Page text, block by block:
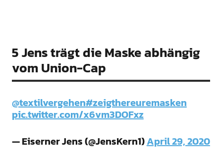
5 Jens trägt die Maske abhängig
vom Union-Cap
@textilvergehen#zeigthereuremasken
pic.twitter.com/x6vm3DOFxz
— Eiserner Jens (@JensKern1)April 29, 2020